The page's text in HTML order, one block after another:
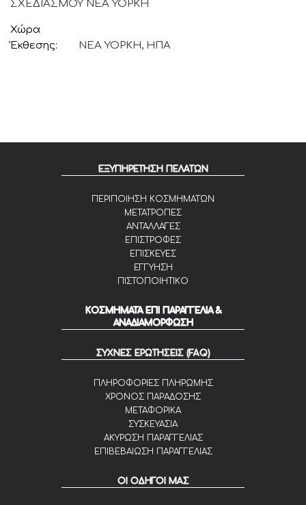
ΣΧΕΔΙΑΣΜΟΥ ΝΕΑ ΥΟΡΚΗ
Χώρα
Έκθεσης
ΝΕΑ ΥΟΡΚΗ, ΗΠΑ
ΕΞΥΠΗΡΕΤΗΣΗ ΠΕΛΑΤΩΝ
ΠΕΡΙΠΟΙΗΣΗ ΚΟΣΜΗΜΑΤΩΝ
ΜΕΤΑΤΡΟΠΕΣ
ΑΝΤΑΛΛΑΓΕΣ
ΕΠΙΣΤΡΟΦΕΣ
ΕΠΙΣΚΕΥΕΣ
ΕΓΓΥΗΣΗ
ΠΙΣΤΟΠΟΙΗΤΙΚΟ
ΚΟΣΜΗΜΑΤΑ ΕΠΙ ΠΑΡΑΓΓΕΛΙΑ &
ΑΝΑΔΙΑΜΟΡΦΩΣΗ
ΣΥΧΝΕΣ ΕΡΩΤΗΣΕΙΣ (FAQ)
ΠΛΗΡΟΦΟΡΙΕΣ ΠΛΗΡΩΜΗΣ
ΧΡΟΝΟΣ ΠΑΡΑΔΟΣΗΣ
ΜΕΤΑΦΟΡΙΚΑ
ΣΥΣΚΕΥΑΣΙΑ
ΑΚΥΡΩΣΗ ΠΑΡΑΓΓΕΛΙΑΣ
ΕΠΙΒΕΒΑΙΩΣΗ ΠΑΡΑΓΓΕΛΙΑΣ
ΟΙ ΟΔΗΓΟΙ ΜΑΣ